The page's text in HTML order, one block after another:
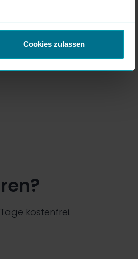
Cookies zulassen
kostenfrei.